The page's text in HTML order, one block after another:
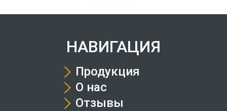
НАВИГАЦИЯ
Продукция
О нас
Отзывы